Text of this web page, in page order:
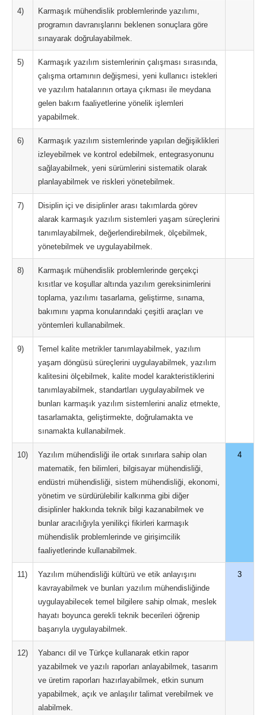
4)
Karmaşık mühendislik problemlerinde yazılımı,
programın davranışlarını beklenen sonuçlara göre
sınayarak doğrulayabilmek.
5)
Karmaşık yazılım sistemlerinin çalışması sırasında,
çalışma ortamının değişmesi, yeni kullanıcı istekleri
ve yazılım hatalarının ortaya çıkması ile meydana
gelen bakım faaliyetlerine yönelik işlemleri
yapabilmek.
6)
Karmaşık yazılım sistemlerinde yapılan değişiklikleri
izleyebilmek ve kontrol edebilmek, entegrasyonunu
sağlayabilmek, yeni sürümlerini sistematik olarak
planlayabilmek ve riskleri yönetebilmek.
7)
Disiplin içi ve disiplinler arası takımlarda görev
alarak karmaşık yazılım sistemleri yaşam süreçlerini
tanımlayabilmek, değerlendirebilmek, ölçebilmek,
yönetebilmek ve uygulayabilmek.
8)
Karmaşık mühendislik problemlerinde gerçekçi
kısıtlar ve koşullar altında yazılım gereksinimlerini
toplama, yazılımı tasarlama, geliştirme, sınama,
bakımını yapma konularındaki çeşitli araçları ve
yöntemleri kullanabilmek.
9)
Temel kalite metrikler tanımlayabilmek, yazılım
yaşam döngüsü süreçlerini uygulayabilmek, yazılım
kalitesini ölçebilmek, kalite model karakteristiklerini
tanımlayabilmek, standartları uygulayabilmek ve
bunları karmaşık yazılım sistemlerini analiz etmekte,
tasarlamakta, geliştirmekte, doğrulamakta ve
sınamakta kullanabilmek.
10)
Yazılım mühendisliği ile ortak sınırlara sahip olan
matematik, fen bilimleri, bilgisayar mühendisliği,
endüstri mühendisliği, sistem mühendisliği, ekonomi,
yönetim ve sürdürülebilir kalkınma gibi diğer
disiplinler hakkında teknik bilgi kazanabilmek ve
bunlar aracılığıyla yenilikçi fikirleri karmaşık
mühendislik problemlerinde ve girişimcilik
faaliyetlerinde kullanabilmek.
4
11)
Yazılım mühendisliği kültürü ve etik anlayışını
kavrayabilmek ve bunları yazılım mühendisliğinde
uygulayabilecek temel bilgilere sahip olmak, meslek
hayatı boyunca gerekli teknik becerileri öğrenip
başarıyla uygulayabilmek.
3
12)
Yabancı dil ve Türkçe kullanarak etkin rapor
yazabilmek ve yazılı raporları anlayabilmek, tasarım
ve üretim raporları hazırlayabilmek, etkin sunum
yapabilmek, açık ve anlaşılır talimat verebilmek ve
alabilmek.